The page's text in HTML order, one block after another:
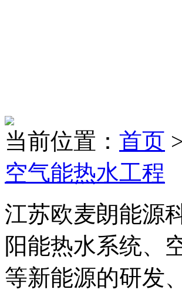
当前位置： 首页
空气能热水工程
江苏欧麦朗能源
阳能热水系统、
等新能源的研发